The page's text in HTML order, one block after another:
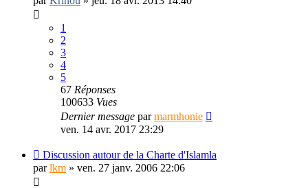
1
2
3
4
5
67 Réponses
100633 Vues
Dernier message parmarmhonie
ven. 14 avr. 2017 23:29
Discussion autour de la Charte d'Islamla
parlkm » ven. 27 janv. 2006 22:06